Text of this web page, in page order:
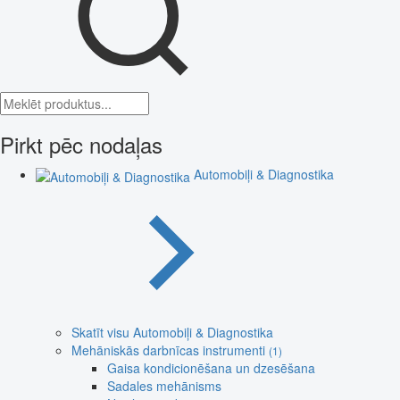
Pirkt pēc nodaļas
Automobiļi & Diagnostika
Skatīt visu Automobiļi & Diagnostika
Mehāniskās darbnīcas instrumenti (1)
Gaisa kondicionēšana un dzesēšana
Sadales mehānisms